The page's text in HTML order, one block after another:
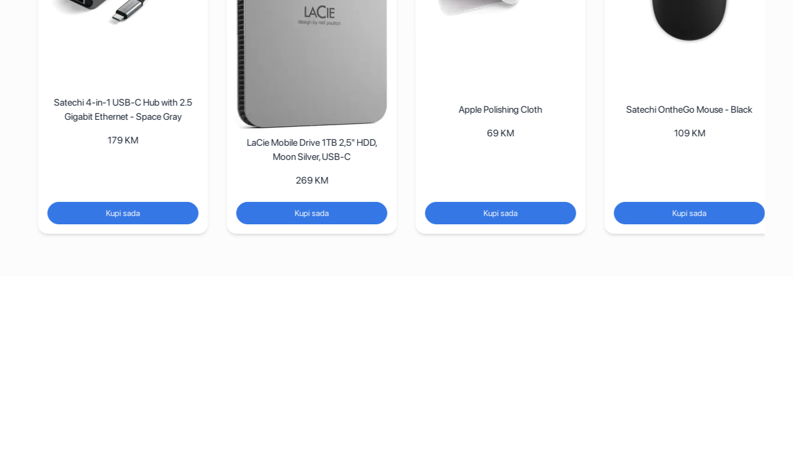
Satechi 4-in-1 USB-C Hub with 2.5
Gigabit Ethernet - Space Gray
179 KM
Kupi sada
LaCie Mobile Drive 1TB 2,5" HDD,
Moon Silver, USB-C
269 KM
Kupi sada
Apple Polishing Cloth
69 KM
Kupi sada
Satechi OntheGo Mouse - Black
109 KM
Kupi sada